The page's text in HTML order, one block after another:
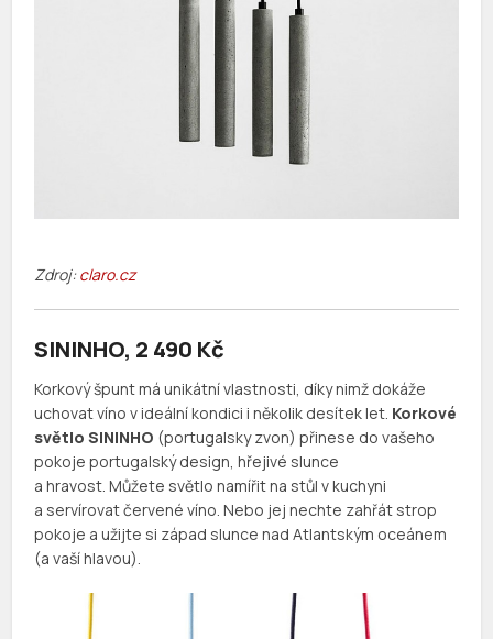
Zdroj:claro.cz
SININHO, 2 490 Kč
Korkový špunt má unikátní vlastnosti, díky nimž dokáže
uchovat víno v ideální kondici i několik desítek let. Korkové
světlo SININHO (portugalsky zvon) přinese do vašeho
pokoje portugalský design, hřejivé slunce
a hravost. Můžete světlo namířit na stůl v kuchyni
a servírovat červené víno. Nebo jej nechte zahřát strop
pokoje a užijte si západ slunce nad Atlantským oceánem
(a vaší hlavou).